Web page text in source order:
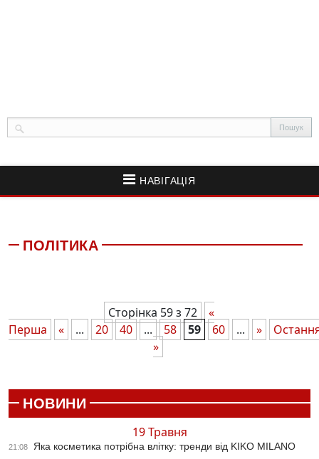
НАВІГАЦІЯ
ПОЛІТИКА
Сторінка 59 з 72
«
Перша
« ... 20 40 ... 58 59 60 ... »
»
НОВИНИ
19 Травня
21:08 Яка косметика потрібна влітку: тренди від KIKO MILANO